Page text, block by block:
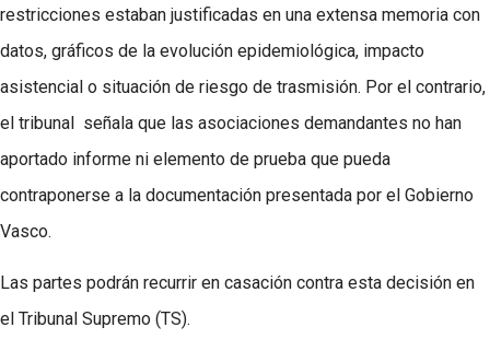
restricciones estaban justificadas en una extensa memoria con
datos, gráficos de la evolución epidemiológica, impacto
asistencial o situación de riesgo de trasmisión. Por el contrario,
el tribunal señala que las asociaciones demandantes no han
aportado informe ni elemento de prueba que pueda
contraponerse a la documentación presentada por el Gobierno
Vasco.
Las partes podrán recurrir en casación contra esta decisión en
el Tribunal Supremo (TS).